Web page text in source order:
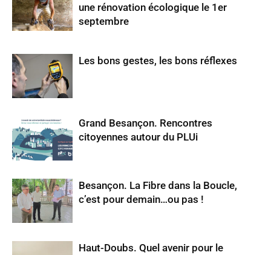
une rénovation écologique le 1er
septembre
Les bons gestes, les bons réflexes
Grand Besançon. Rencontres
citoyennes autour du PLUi
Besançon. La Fibre dans la Boucle,
c’est pour demain…ou pas !
Haut-Doubs. Quel avenir pour le